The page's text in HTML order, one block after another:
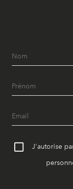
J'autorise